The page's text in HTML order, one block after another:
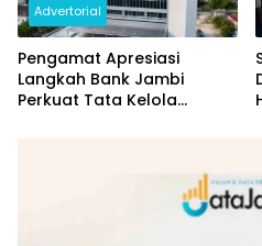
Advertorial
Pengamat Apresiasi
Langkah Bank Jambi
Perkuat Tata Kelola